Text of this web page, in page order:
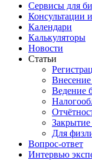
Сервисы для
Консультации
Календари
Калькуляторы
Новости
Статьи
Ведение
Закрытие
Для
Вопрос-ответ
Интервью